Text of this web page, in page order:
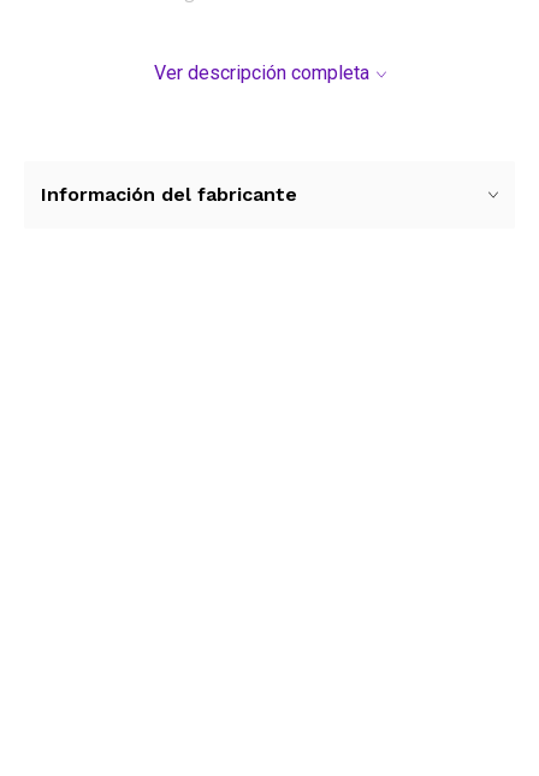
Ver descripción completa
Información del fabricante